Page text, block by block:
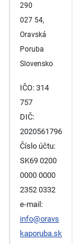
290
027 54,
Oravská
Poruba
Slovensko
IČO: 314
757
DIČ:
2020561796
Číslo účtu:
SK69 0200
0000 0000
2352 0332
e-mail:
info@oravs
kaporuba.sk